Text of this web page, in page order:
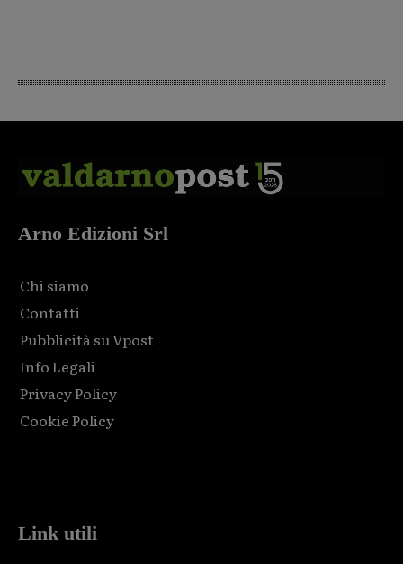
Arno Edizioni Srl
Chi siamo
Contatti
Pubblicità su Vpost
Info Legali
Privacy Policy
Cookie Policy
Link utili